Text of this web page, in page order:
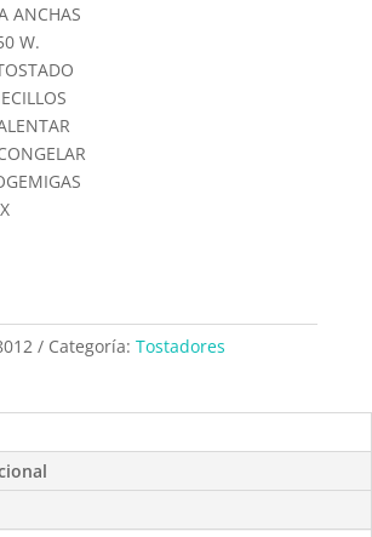
ANCHAS
W.
Categoría: Tostadores